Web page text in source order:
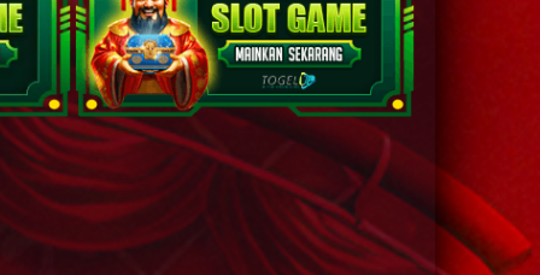
2D
38 (37-67-84-
17)
2D
48 (46-00-79-
50)
Kaca 2D
57 (74-08-47-
58)
2D
58 (67-07-94-
57)